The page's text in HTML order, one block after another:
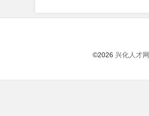
©2026 兴化人才网